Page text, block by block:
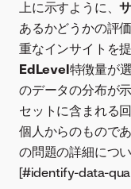
上に示すように、
あるかどうかの評
重なインサイトを
EdLevel特徴量が
のデータの分布が
セットに含まれる
個人からのもので
の問題の詳細につ
[#identify-data-